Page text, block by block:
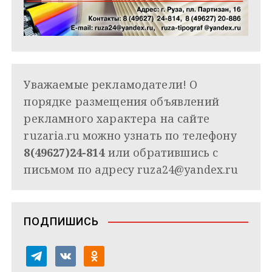
Уважаемые рекламодатели! О
порядке размещения объявлений
рекламного характера на сайте
ruzaria.ru можно узнать по телефону
8(49627)24-814или обратившись с
письмом по адресуruza24@yandex.ru
ПОДПИШИСЬ
v